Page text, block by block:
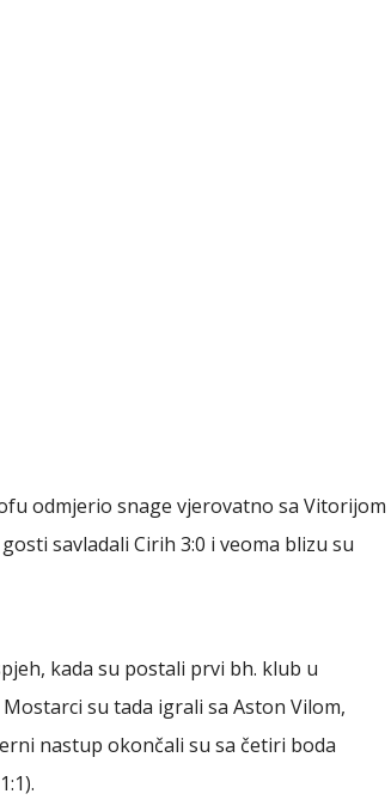
odmjerio snage vjerovatno sa Vitorijom
savladali Cirih 3:0 i veoma blizu su
kada su postali prvi bh. klub u
su tada igrali sa Aston Vilom,
nastup okončali su sa četiri boda